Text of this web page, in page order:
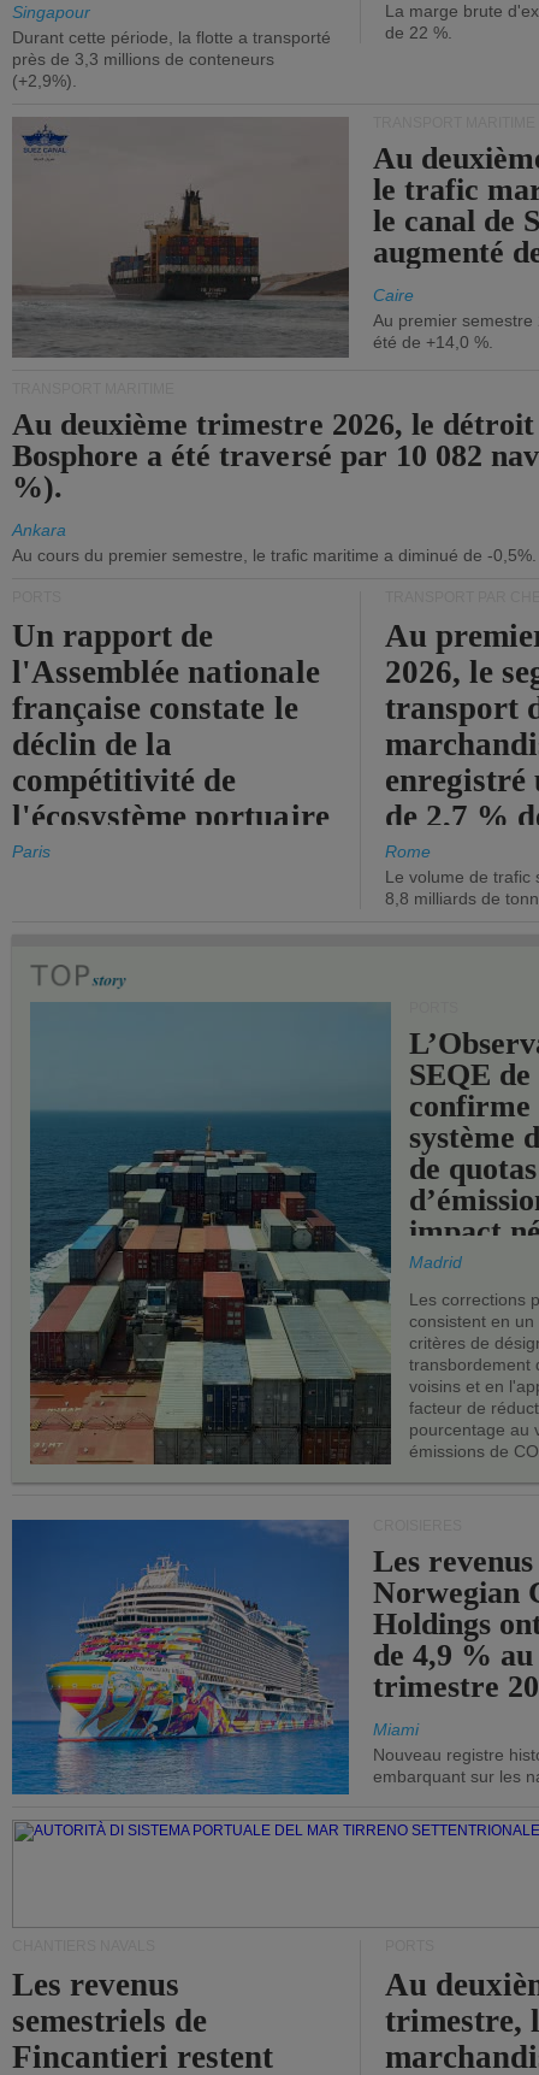
Singapour
Durant cette période, la flotte a transporté
près de 3,3 millions de conteneurs
(+2,9%).
La marge brute
de 22 %.
Au
le trafic
le canal de
augmenté
Caire
Au premier
été de +14,0 %.
Au deuxième trimestre 2026, le
Bosphore a été traversé par 10 082
%).
Ankara
Au cours du premier semestre, le trafic maritime a diminué de -0,5%.
Un rapport de
l'Assemblée nationale
française constate le
déclin de la
compétitivité de
l'écosystème portuaire
de l'État.
Paris
Au
2026, le
transport
enregistré
de 2,7 %
chiffre
Rome
Le volume de trafic
8,8 milliards de
SEQE de
confirme
système
de quotas
impact
les ports
Madrid
Les corrections
consistent en
critères de
transbordement
voisins et en
facteur de
pourcentage au
émissions de
Les
Norwegian
Holdings
de 4,9 %
trimestre
Miami
Nouveau registre
embarquant sur les
Les revenus
semestriels de
Fincantieri restent
Au
trimestre,